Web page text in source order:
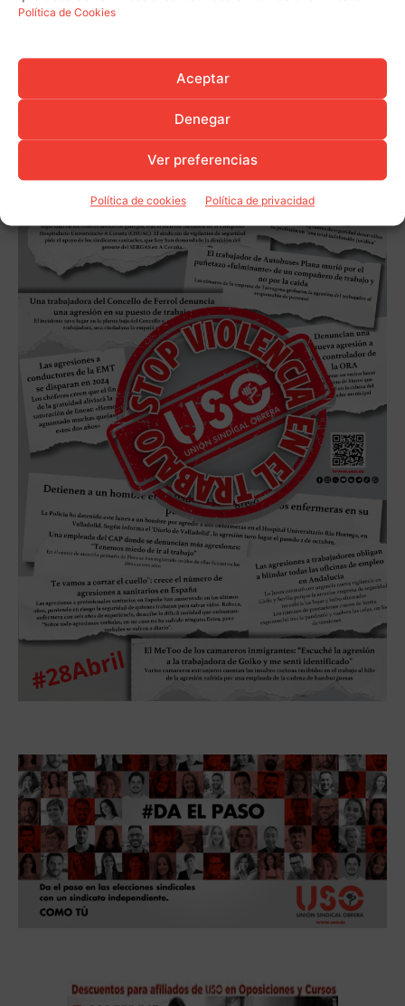
Política de Cookies
Aceptar
Denegar
Ver preferencias
Política de cookies Política de privacidad